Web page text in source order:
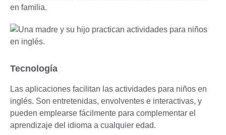
en familia.
Tecnología
Las aplicaciones facilitan las actividades para niños en
inglés. Son entretenidas, envolventes e interactivas, y
pueden emplearse fácilmente para complementar el
aprendizaje del idioma a cualquier edad.